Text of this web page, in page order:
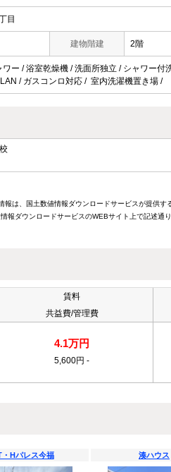
目
建物階建 2階
ー / 浴室乾燥機 / 洗面所独立 / シャワー
/ ガスコンロ対応 / 室内洗濯機置き場 /
報は、国土数値情報ダウンロードサービスが提供
報ダウンロードサービスのWEBサイト上で記述
賃料
共益費/管理費
4.1万円
5,600円 -
・Hパレス今福 湊ハウス